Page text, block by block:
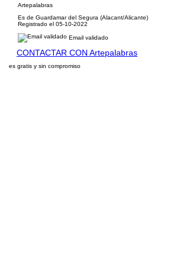
Artepalabras
Es de Guardamar del Segura (Alacant/Alicante)
Registrado el 05-10-2022
Email validado
CONTACTAR CON Artepalabras
es gratis y sin compromiso